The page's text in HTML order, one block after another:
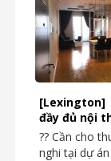
[Lexington]
đầy đủ nội
?? Cần cho
nghi tại dự